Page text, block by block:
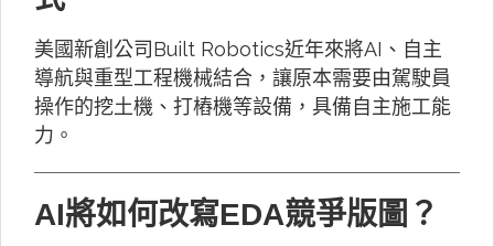
美國新創公司Built Robotics近年來將AI、自主
導航與重型工程機械結合，讓原本需要由駕駛員
操作的挖土機、打樁機等設備，具備自主施工能
力。
AI將如何改寫EDA競爭版圖？